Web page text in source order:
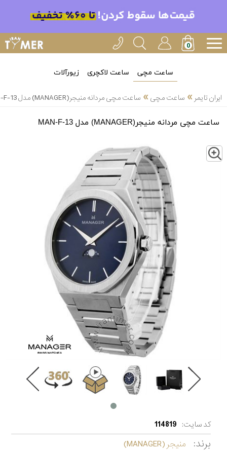
ساعت مچی ساعت لاکچری زیورآلات
ایران تایمر » ساعت مچی» ساعت مچی مردانه منیجر(MANAGER) مدل MAN-F-13
ساعت مچی مردانه منیجر(MANAGER) مدل MAN-F-13
کد سایت: 114819
برند: منیجر (MANAGER)